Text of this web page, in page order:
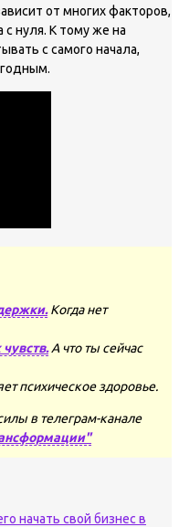
от многих факторов,
нуля. К тому же на
с самого начала,
Когда нет
А что ты сейчас
психическое здоровье.
в телеграм-канале
начать свой бизнес в